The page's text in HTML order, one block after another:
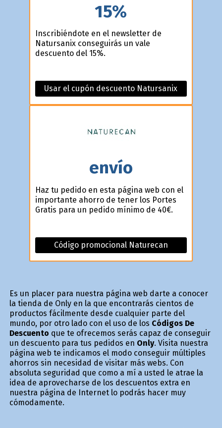
15%
Inscribiéndote en el newsletter de
Natursanix conseguirás un vale
descuento del 15%.
Usar el cupón descuento Natursanix
envío
Haz tu pedido en esta página web con el
importante ahorro de tener los Portes
Gratis para un pedido mínimo de 40€.
Código promocional Naturecan
Es un placer para nuestra página web darte a conocer
la tienda de Only en la que encontrarás cientos de
productos fácilmente desde cualquier parte del
mundo, por otro lado con el uso de los Códigos De
Descuento que te ofrecemos serás capaz de conseguir
un descuento para tus pedidos en Only. Visita nuestra
página web te indicamos el modo conseguir múltiples
ahorros sin necesidad de visitar más webs. Con
absoluta seguridad que como a mí a usted le atrae la
idea de aprovecharse de los descuentos extra en
nuestra página de Internet lo podrás hacer muy
cómodamente.